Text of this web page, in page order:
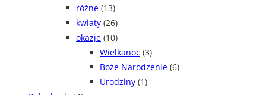
różne (13)
kwiaty (26)
okazje (10)
Wielkanoc (3)
Boże Narodzenie (6)
Urodziny (1)